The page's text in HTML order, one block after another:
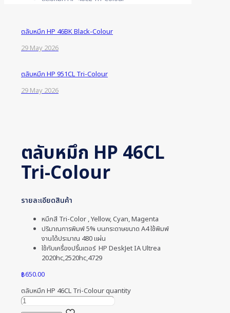
ตลับหมึก HP 46BK Black-Colour
29 May 2026
ตลับหมึก HP 951CL Tri-Colour
29 May 2026
ตลับหมึก HP 46CL
Tri-Colour
รายละเอียดสินค้า
หมึกสี Tri-Color , Yellow, Cyan, Magenta
ปริมาณการพิมพ์ 5% บนกระดาษขนาด A4 ใช้พิมพ์
งานได้ประมาณ 480 แผ่น
ใช้กับเครื่องปริ้นเตอร์ HP DeskJet IA Ultrea
2020hc,2520hc,4729
฿650.00
ตลับหมึก HP 46CL Tri-Colour quantity